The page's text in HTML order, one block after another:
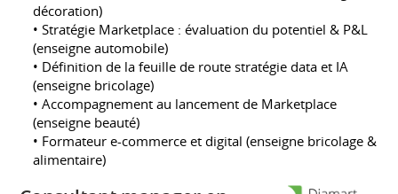
décoration)
• Stratégie Marketplace : évaluation du potentiel & P&L
(enseigne automobile)
• Définition de la feuille de route stratégie data et IA
(enseigne bricolage)
• Accompagnement au lancement de Marketplace
(enseigne beauté)
• Formateur e-commerce et digital (enseigne bricolage &
alimentaire)